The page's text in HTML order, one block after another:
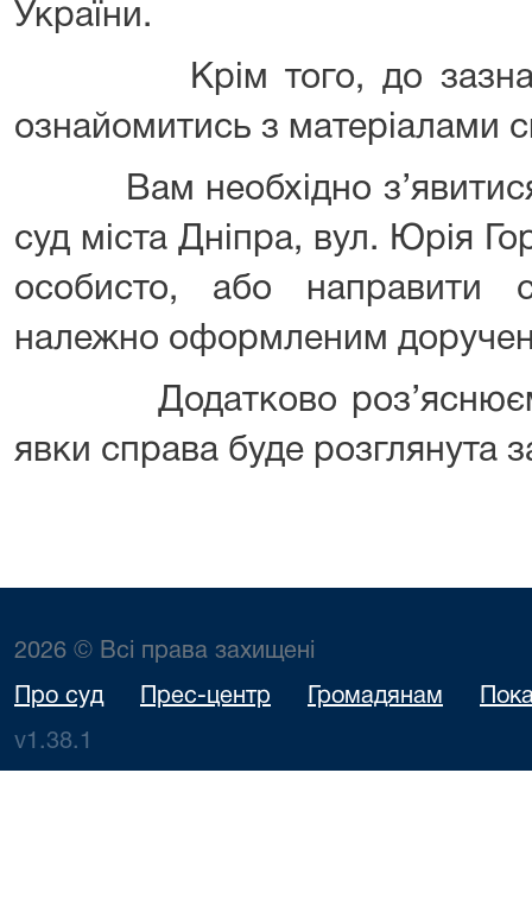
України.
Крім того, до
ознайомитись з матеріалами
Вам необхідно
суд міста Дніпра, вул. Юрія
особисто, або направити
належно оформленим
Додатково
явки справа буде розглянута
2026 © Всі права захищені
Про суд Прес-центр Громадянам
v1.38.1